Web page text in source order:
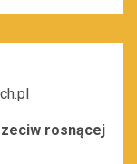
rosnącej